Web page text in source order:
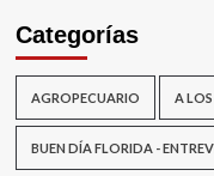
inadmisible
condena
hacia
el
padre
del
entradas
Categorías
AGROPECUARIO A
BUEN DÍA FLORIDA -